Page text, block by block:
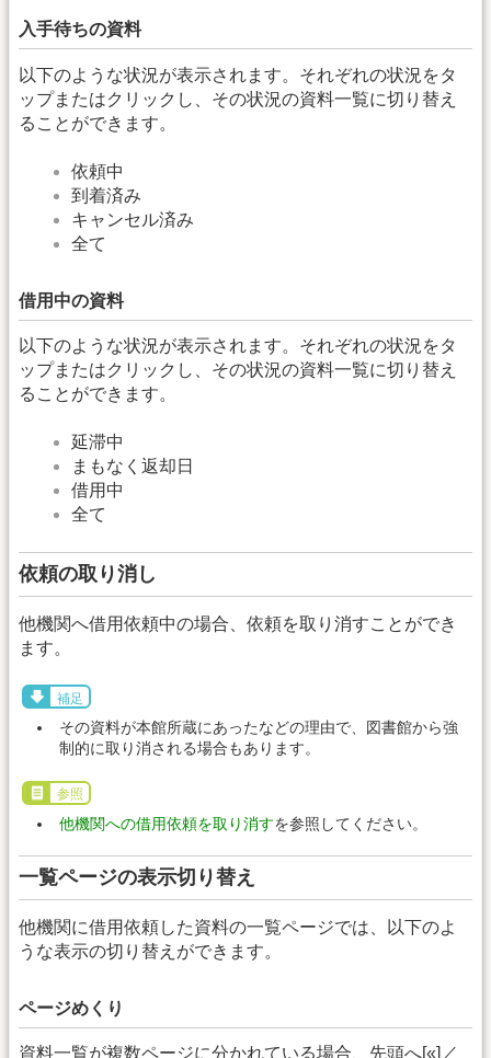
入手待ちの資料
以下のような状況が表示されます。それぞれの状況をタ
ップまたはクリックし、その状況の資料一覧に切り替え
ることができます。
依頼中
到着済み
キャンセル済み
全て
借用中の資料
以下のような状況が表示されます。それぞれの状況をタ
ップまたはクリックし、その状況の資料一覧に切り替え
ることができます。
延滞中
まもなく返却日
借用中
全て
依頼の取り消し
他機関へ借用依頼中の場合、依頼を取り消すことができ
ます。
補足
その資料が本館所蔵にあったなどの理由で、図書館から強
制的に取り消される場合もあります。
参照
他機関への借用依頼を取り消すを参照してください。
一覧ページの表示切り替え
他機関に借用依頼した資料の一覧ページでは、以下のよ
うな表示の切り替えができます。
ページめくり
資料一覧が複数ページに分かれている場合、先頭へ[«]／